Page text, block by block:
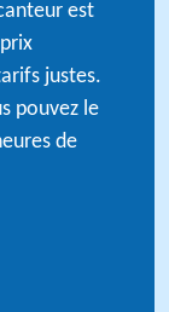
est
justes.
pouvez le
de